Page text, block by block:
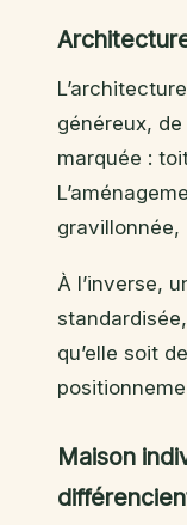
généreux,
marquée :
À l’inverse,
qu’elle soit
Maison